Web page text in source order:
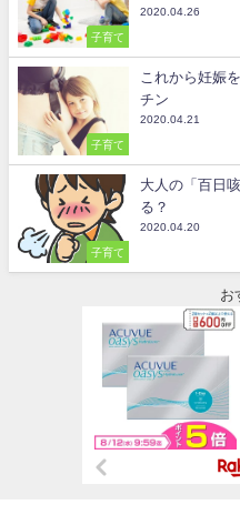
子育て
2020.04.26
子育て
これから妊娠
チン
2020.04.21
子育て
大人の「百日
る？
2020.04.20
お